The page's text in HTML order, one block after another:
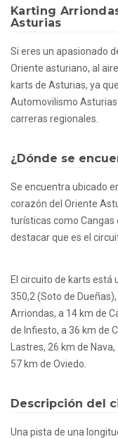
Karting
Asturias
Si eres un apasionado
Oriente asturiano, al
karts de Asturias, ya
Automovilismo Asturias
carreras regionales.
¿Dónde se
Se encuentra ubicado
corazón del Oriente
turísticas como Cangas
destacar que es el
El circuito de karts está
350,2 (Soto de
Arriondas, a 14 km de
de Infiesto, a 36 km de
Lastres, 26 km de
57 km de Oviedo.
Descripción del
Una pista de una